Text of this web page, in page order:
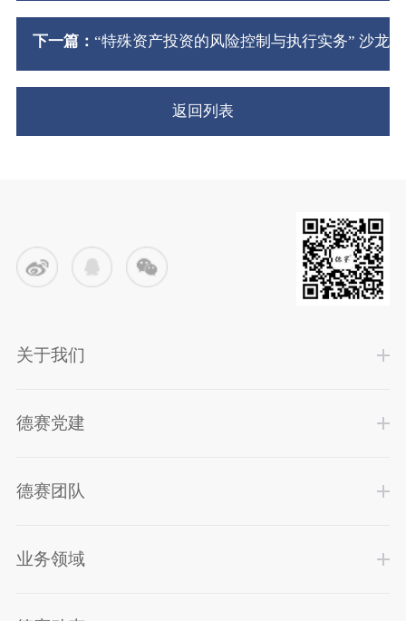
下一篇： “特殊资产投资的风险控制与执行实务” 沙龙
返回列表
关于我们
德赛党建
德赛团队
业务领域